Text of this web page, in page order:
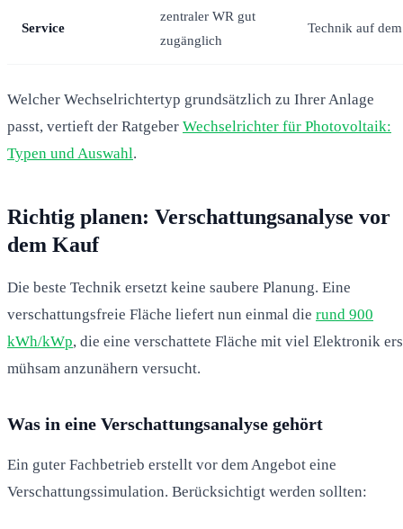
Service
zentraler WR gut
zugänglich
Technik auf
Welcher Wechselrichtertyp grundsätzlich zu Ihrer Anlage
passt, vertieft der Ratgeber Wechselrichter für Photovoltaik:
Typen und Auswahl.
Richtig planen: Verschattungsanalyse vor
dem Kauf
Die beste Technik ersetzt keine saubere Planung. Eine
verschattungsfreie Fläche liefert nun einmal die rund 900
kWh/kWp, die eine verschattete Fläche mit viel Elektronik
mühsam anzunähern versucht.
Was in eine Verschattungsanalyse gehört
Ein guter Fachbetrieb erstellt vor dem Angebot eine
Verschattungssimulation. Berücksichtigt werden sollten: